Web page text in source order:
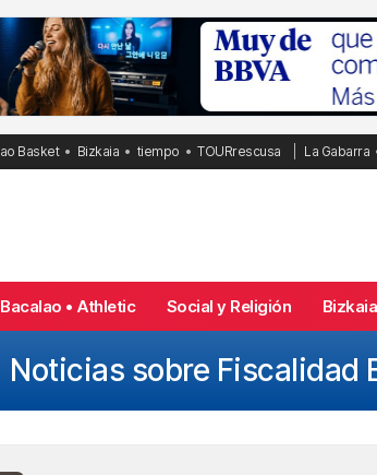
Basket Bizkaia tiempo TOURrescusa La Gabarra
Bacalao • Athletic Social y Religión
Noticias sobre Fiscalidad